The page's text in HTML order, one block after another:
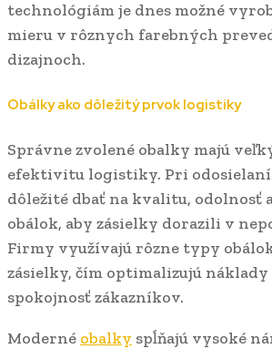
technológiám je dnes možné
mieru v rôznych farebných
dizajnoch.
Obálky ako dôležitý prvok logistiky
Správne zvolené obalky majú
efektivitu logistiky. Pri
dôležité dbať na kvalitu, odolnosť
obálok, aby zásielky dorazili v
Firmy využívajú rôzne typy
zásielky, čím optimalizujú náklady
spokojnosť zákazníkov.
Moderné obalky spĺňajú vysoké